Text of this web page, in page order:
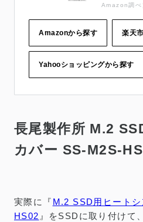
Amazon調べ
Amazonから探す 楽天
Yahooショッピングから探す
長尾製作所 M.2
カバー SS-M2S-
実際に『 M.2 SSD用ヒート
HS02 』をSSDに取り付けて